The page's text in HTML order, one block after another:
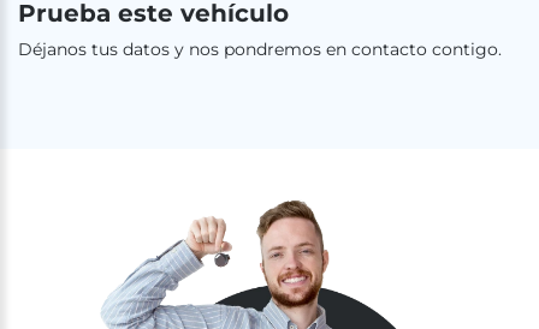
Prueba este vehículo
Déjanos tus datos y nos pondremos en contacto contigo.